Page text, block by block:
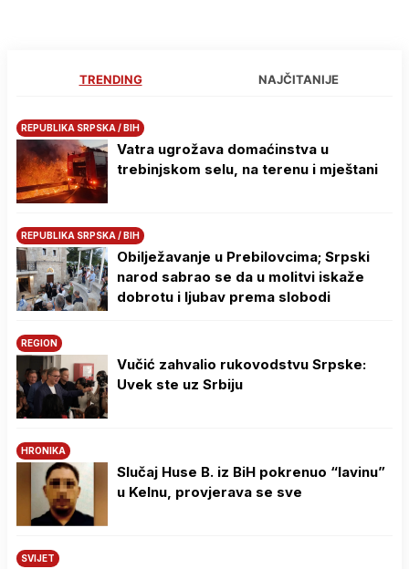
TRENDING NAJČITANIJE
REPUBLIKA SRPSKA / BIH
Vatra ugrožava domaćinstva u
trebinjskom selu, na terenu i mještani
REPUBLIKA SRPSKA / BIH
Obilježavanje u Prebilovcima; Srpski
narod sabrao se da u molitvi iskaže
dobrotu i ljubav prema slobodi
REGION
Vučić zahvalio rukovodstvu Srpske:
Uvek ste uz Srbiju
HRONIKA
Slučaj Huse B. iz BiH pokrenuo “lavinu”
u Kelnu, provjerava se sve
SVIJET